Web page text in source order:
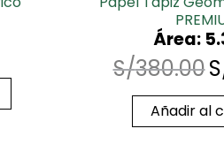
Área:
S/380.00
Añadir al